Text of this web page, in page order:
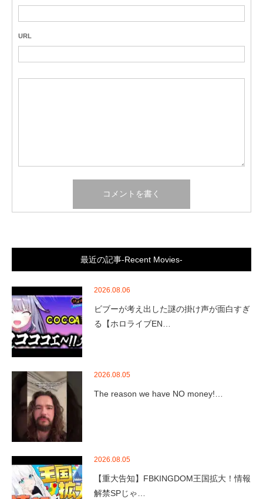
URL
最近の記事-Recent Movies-
2026.08.06
ビブーが考え出した謎の掛け声が面白すぎ
る【ホロライブEN…
2026.08.05
The reason we have NO money!…
2026.08.05
【重大告知】FBKINGDOM王国拡大！情報
解禁SPじゃ…